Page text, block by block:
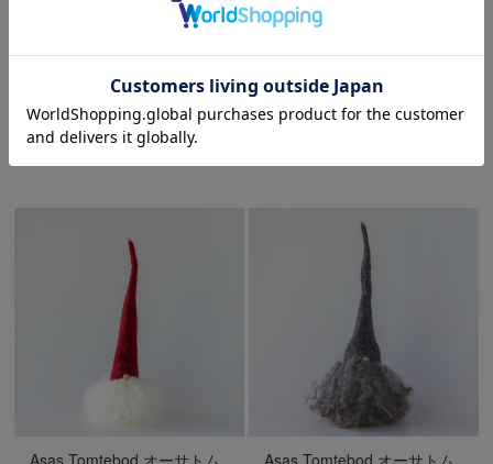
テボッド｜トムテ Sサイズ/
レッドハット×アイスランド
¥6,160(税込) ～
テボッド｜トムテ Sサイズ/
レッドハット×ゴットランド
¥6,160(税込) ～